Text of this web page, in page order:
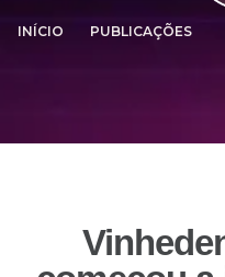
INÍCIO PUBLICAÇÕES